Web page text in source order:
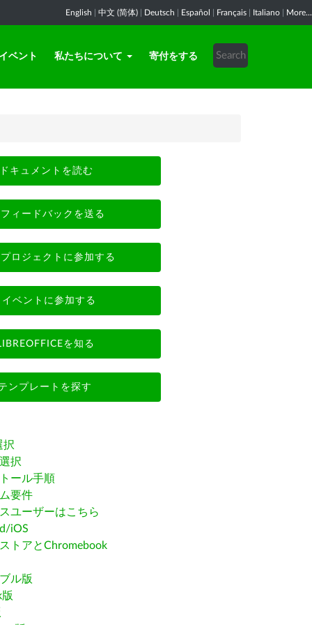
English 中文 (简体) Deutsch Español Français Italiano More...
イベント 私たちについて 寄付をする
ドキュメントを読む
フィードバックを送る
プロジェクトに参加する
イベントに参加する
を知る
ンプレートを探す
択
択
ール手順
要件
ユーザーはこちら
iOS
トアとChromebook
ル版